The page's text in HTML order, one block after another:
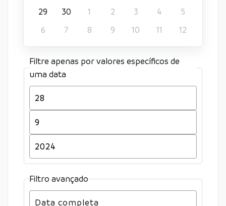
29
30 1 2 3 4
5
6
7 8 9 10 11 12
Filtre apenas por valores específicos de
uma data
Filtro avançado